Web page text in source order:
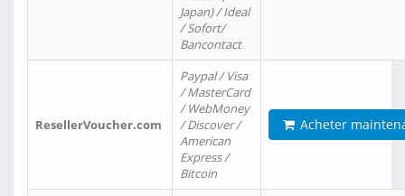
Japan) / Ideal
/ Sofort/
Bancontact
ResellerVoucher.com
Paypal / Visa
/ MasterCard
/ WebMoney
/ Discover /
American
Express /
Bitcoin
Acheter